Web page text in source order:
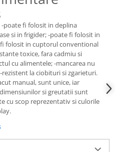
poate fi folosit in deplina
si in frigider; -poate fi folosit in
folosit in cuptorul conventional
toxice, fara cadmiu si
cu alimentele; -mancarea nu
la ciobituri si zgarieturi.
manual, sunt unice, iar
si greutatii sunt
cu scop reprezentativ si culorile